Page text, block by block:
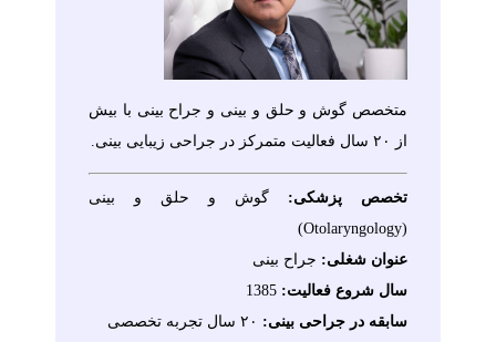
متخصص گوش و حلق و بینی و جراح بینی با بیش
از ۲۰ سال فعالیت متمرکز در جراحی زیبایی بینی.
تخصص پزشکی:
گوش و حلق و بینی
(Otolaryngology)
عنوان شغلی: جراح بینی
سال شروع فعالیت: 1385
سابقه در جراحی بینی: ۲۰ سال تجربه تخصصی